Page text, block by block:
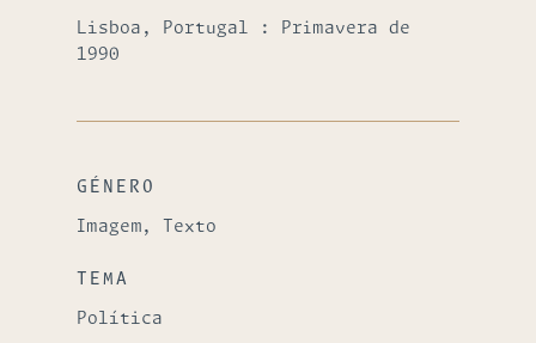
Lisboa, Portugal : Primavera de
1990
GÉNERO
Imagem, Texto
TEMA
Política